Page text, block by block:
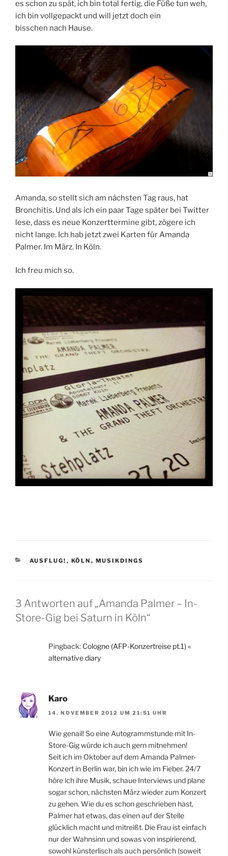
es schon zu spät, ich bin total fertig, die Füße tun weh,
ich bin vollgepackt und will jetzt doch ein
bisschen nach Hause.
Amanda, so stellt sich am nächsten Tag raus, hat
Bronchitis. Und als ich ein paar Tage später bei Twitter
lese, dass es neue Konzerttermine gibt, zögere ich
nicht lange. Ich hab jetzt zwei Karten für Amanda
Palmer. Im März. In Köln.
Ich freu mich so.
KATEGORIEN
AUSFLUG! , KÖLN , MUSIKDINGS
3 Antworten auf „Amanda Palmer – In-
Store-Gig bei Saturn in Köln“
Pingback: Cologne (AFP-Konzertreise pt.1) «
alternative diary
Karo
14. NOVEMBER 2012 UM 21:51 UHR
Wie genail! So eine Autogrammstunde mit In-
Store-Gig würde ich auch gern mitnehmen!
Seit ich im Oktober auf dem Amanda Palmer-
Konzert in Berlin war, bin ich wie im Fieber. 24/7
höre ich ihre Musik, schaue Interviews und plane
sogar schon, nächsten März wieder zum Konzert
zu gehen. Wie du es schon geschrieben hast,
Palmer hat etwas, das einen auf der Stelle
glücklich macht und mitreißt. Die Frau ist einfach
nur der Wahnsinn und sowas von inspirierend,
sowohl künsterlisch als auch persönlich (soweit